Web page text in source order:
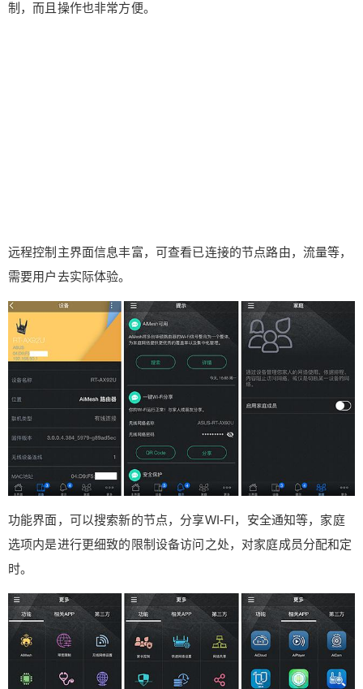
制，而且操作也非常方便。
远程控制主界面信息丰富，可查看已连接的节点路由，流量等，
需要用户去实际体验。
功能界面，可以搜索新的节点，分享WI-FI，安全通知等，家庭
选项内是进行更细致的限制设备访问之处，对家庭成员分配和定
时。